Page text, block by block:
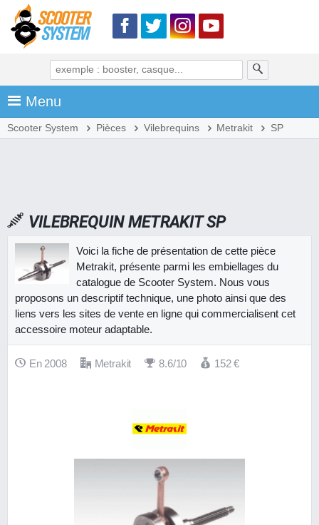
Menu
Scooter System Pièces Vilebrequins Metrakit SP
VILEBREQUIN METRAKIT SP
Voici la fiche de présentation de cette pièce
Metrakit, présente parmi les embiellages du
catalogue de Scooter System. Nous vous
proposons un descriptif technique, une photo ainsi que des
liens vers les sites de vente en ligne qui commercialisent cet
accessoire moteur adaptable.
En 2008 Metrakit 8.6/10 152 €